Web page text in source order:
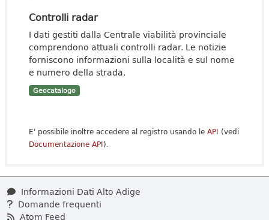
Controlli radar
I dati gestiti dalla Centrale viabilità provinciale
comprendono attuali controlli radar. Le notizie
forniscono informazioni sulla località e sul nome
e numero della strada.
Geocatalogo
E' possibile inoltre accedere al registro usando le API (vedi
Documentazione API).
Informazioni Dati Alto Adige
Domande frequenti
Atom Feed